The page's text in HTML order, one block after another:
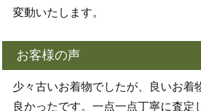
変動いたします。
お客様の声
少々古いお着物でしたが、良いお着
良かったです。一点一点丁寧に査定